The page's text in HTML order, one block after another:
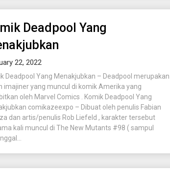
Deadpool Yang
22, 2022
Deadpool Yang Menakjubkan – Deadpool merupakan
imajiner yang muncul di komik Amerika yang
oleh Marvel Comics . Komik Deadpool Yang
comikazeexpo – Dibuat oleh penulis Fabian
dan artis/penulis Rob Liefeld , karakter tersebut
kali muncul di The New Mutants #98 ( sampul